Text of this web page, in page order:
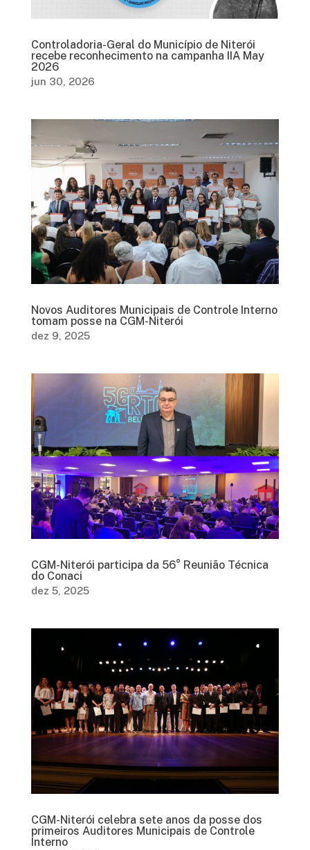
Controladoria-Geral do Município de Niterói
recebe reconhecimento na campanha IIA May
2026
jun 30, 2026
Novos Auditores Municipais de Controle Interno
tomam posse na CGM-Niterói
dez 9, 2025
CGM-Niterói participa da 56° Reunião Técnica
do Conaci
dez 5, 2025
CGM-Niterói celebra sete anos da posse dos
primeiros Auditores Municipais de Controle
Interno